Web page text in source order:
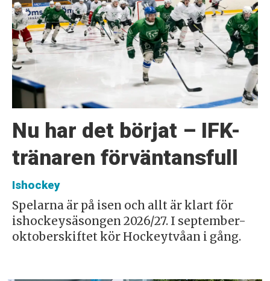
Nu har det börjat – IFK-
tränaren förväntansfull
Ishockey
Spelarna är på isen och allt är klart för
ishockeysäsongen 2026/27. I september-
oktoberskiftet kör Hockeytvåan i gång.